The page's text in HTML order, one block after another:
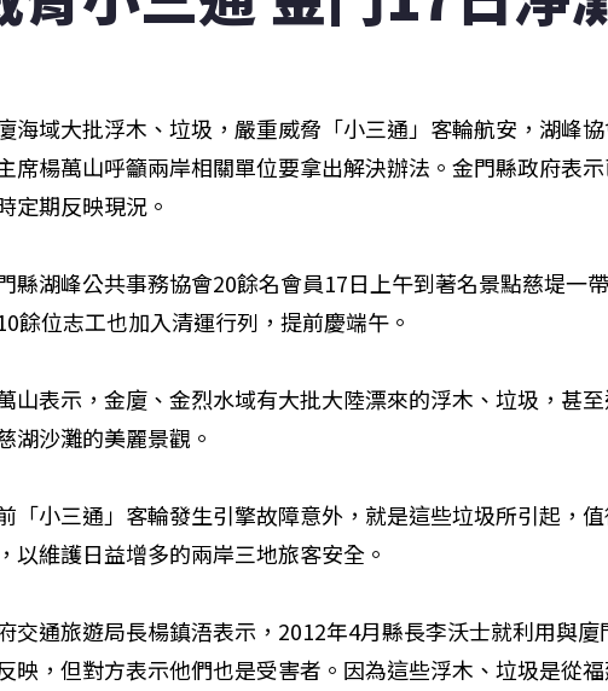
海域大批浮木、垃圾，嚴重威脅「小三通」客輪航安，湖峰
席楊萬山呼籲兩岸相關單位要拿出解決辦法。金門縣政府表
定期反映現況。
縣湖峰公共事務協會20餘名會員17日上午到著名景點慈堤一
餘位志工也加入清運行列，提前慶端午。
山表示，金廈、金烈水域有大批大陸漂來的浮木、垃圾，甚
湖沙灘的美麗景觀。
「小三通」客輪發生引擎故障意外，就是這些垃圾所引起，
以維護日益增多的兩岸三地旅客安全。
交通旅遊局長楊鎮浯表示，2012年4月縣長李沃士就利用與
映，但對方表示他們也是受害者。因為這些浮木、垃圾是從